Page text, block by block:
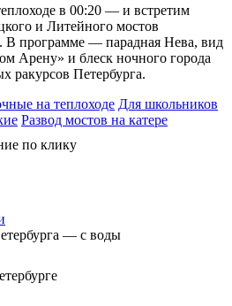
в 00:20 — и встретим
и Литейного мостов
В программе — парадная Нева, вид
Арену» и блеск ночного города
ракурсов Петербурга.
на теплоходе Для школьников
Развод мостов на катере
по клику